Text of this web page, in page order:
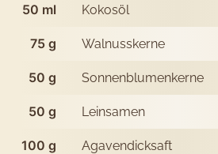
50 ml Kokosöl
75 g Walnusskerne
50 g Sonnenblumenkerne
50 g Leinsamen
100 g Agavendicksaft